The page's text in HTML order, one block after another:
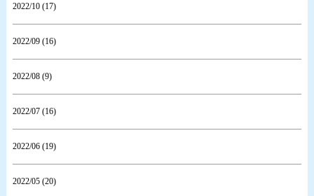
2022/10 (17)
2022/09 (16)
2022/08 (9)
2022/07 (16)
2022/06 (19)
2022/05 (20)